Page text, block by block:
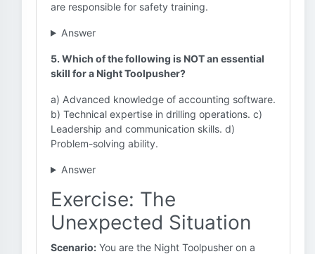
are responsible for safety training.
Answer
5. Which of the following is NOT an essential
skill for a Night Toolpusher?
a) Advanced knowledge of accounting software.
b) Technical expertise in drilling operations. c)
Leadership and communication skills. d)
Problem-solving ability.
Answer
Exercise: The
Unexpected Situation
Scenario: You are the Night Toolpusher on a